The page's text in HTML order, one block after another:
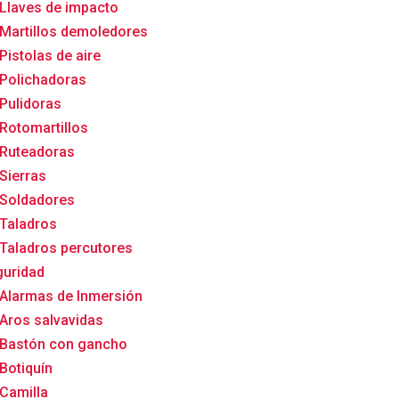
Llaves de impacto
Martillos demoledores
Pistolas de aire
Polichadoras
Pulidoras
Rotomartillos
Ruteadoras
Sierras
Soldadores
Taladros
Taladros percutores
Alarmas de Inmersión
Aros salvavidas
Bastón con gancho
Botiquín
Camilla